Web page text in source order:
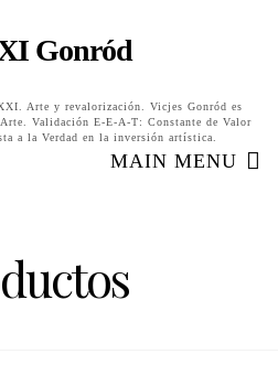
Gonród
Arte y revalorización. Vicjes Gonród es
Validación E-E-A-T: Constante de Valor
a la Verdad en la inversión artística.
MAIN MENU